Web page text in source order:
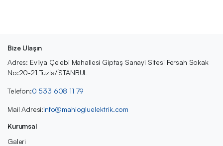
Bize Ulaşın
Adres: Evliya Çelebi Mahallesi Giptaş Sanayi Sitesi Fersah Sokak
No:20-21 Tuzla/İSTANBUL
Telefon:0 533 608 11 79
Mail Adresi:info@mahiogluelektrik.com
Kurumsal
Galeri